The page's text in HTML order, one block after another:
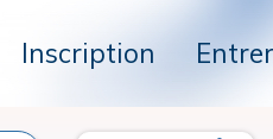
Inscription Entrer